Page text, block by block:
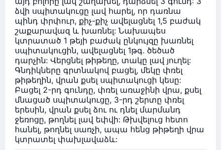
ձվի սպիտակուցը լավ հարել, որ դառնա
պինդ փրփուր, քիչ-քիչ ավելացնել 1,5 բաժակ
շաքարավազ և խառնել: Նախապես
կտրատած 1 թեյի բաժակ ընկույզը խառնել
սպիտակուցին, ավելացնել 1թգ. ծեծած
դարչին: Վերցնել թիթեղը, տակը լավ յուղել:
Գնդիկները գրտնակով բացել, մեկը փռել
թիթեղին, վրան քսել սպիտակուցի կեսը:
Բացել 2-րդ գունդը, փռել առաջինի վրա, քսել
մնացած սպիտակուցը, 3-րդ շերտը փռել
երեսին, վրան քսել ձու ու դնել մարմանդ
ջեռոցը, թողնել լավ եփվի: Թխվելուց հետո
հանել, թողնել սառչի, ապա հենց թիթեղի վրա
կտրատել փախլավաձև: